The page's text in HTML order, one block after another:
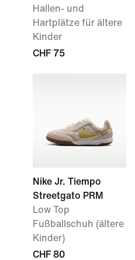
Hallen- und
Hartplätze für ältere
Kinder
CHF 75
Nike Jr. Tiempo
Streetgato PRM
Low Top
Fußballschuh (ältere
Kinder)
CHF 80